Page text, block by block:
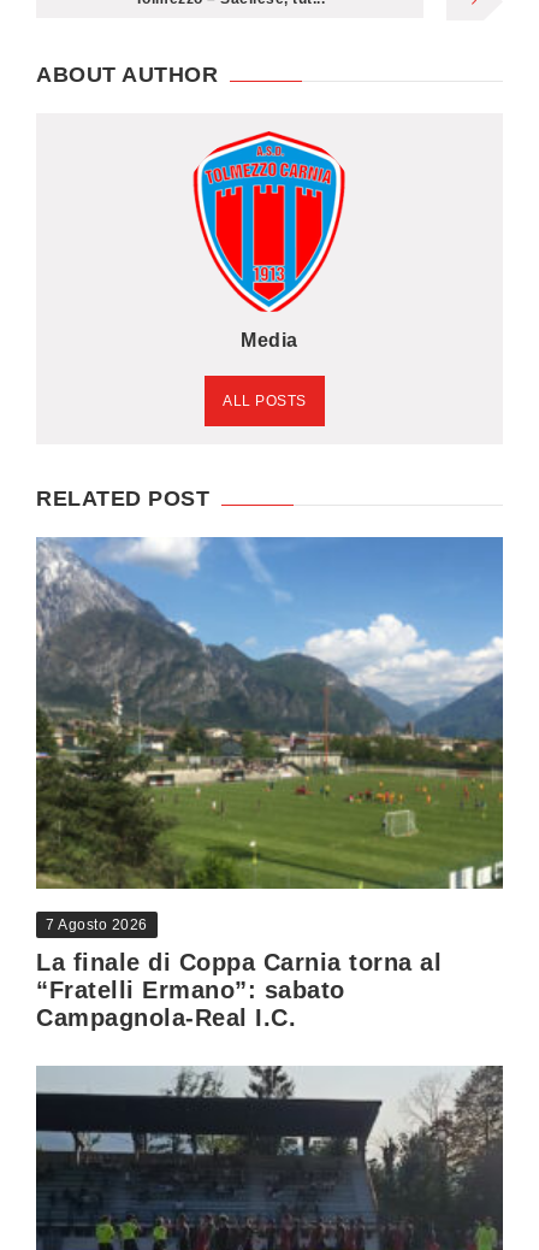
ABOUT AUTHOR
Media
ALL POSTS
RELATED POST
7 Agosto 2026
La finale di Coppa Carnia torna al
“Fratelli Ermano”: sabato
Campagnola-Real I.C.